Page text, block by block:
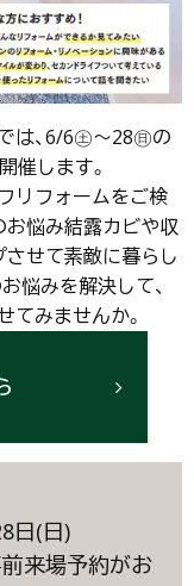
は、6/6㊏～28㊐の
催します。
リフォームをご検
お悩み結露カビや収
させて素敵に暮らし
悩みを解決して、
みませんか。
日(日)
来場予約がお